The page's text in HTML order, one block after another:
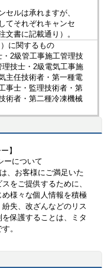
セルは承れますが、
てそれぞれキャンセ
文書に記載通り）。
に関するもの
2級管工事施工管理技
技士・2級電気工事施
主任技術者・第一種電
事士・監理技術者・第
術者・第二種冷凍機械